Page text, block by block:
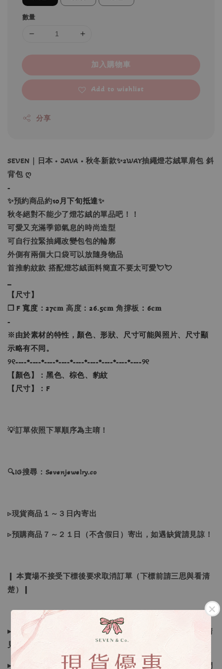
數量
加入購物車
Add to wishlist
分享
SEVEN｜日本 • JAVA • 秋冬新款✨2WAY抽繩燈芯絨單肩包 斜
背包 ღ
-
✨預約商品約10月下旬抵達✨
秋冬絕對不能少了燈芯絨的單品吧！！
可愛又充滿季節氣息的時尚造型
可自行拉緊抽繩改變包包的輪廓
外側有兩個大口袋可以放隨身物品
首推豹紋款 搭配燈芯絨面料簡直不要太可愛💘💘
【尺寸】
❐ F 寬度：27𝐜𝐦 高度 ：26.5𝐜𝐦 角撐板 ：6𝐜𝐦
-
※由於素材的特性，顏色、形狀、尺寸可能與照片、尺寸顯
示略有不同。
୨୧----*----*----*----*----*----*----*----*----୨୧
【顏色】：黑色、棕色、豹紋
【尺寸】：F
💡訂單依照下單順序為主唷！
🔍IG搜尋：Sevenjewelry.co
▹現貨商品１～３日內寄出
▹預購商品７～２１日（不含假日）寄出，如遇缺貨請見諒！
❙ 本賣場不接受下標後要求取消訂單（下標前請三思與看清
楚）❙
▸所有商品皆以日本、韓國售完為止，如下單後遇缺貨情形請
見諒
▸因日本商品貨況和價格是浮動的，若遇到缺貨或者調價我們